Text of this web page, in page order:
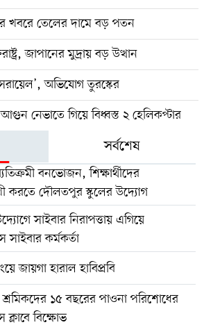
খবরে তেলের দামে বড় পতন
জাপানের মুদ্রায় বড় উত্থান
অভিযোগ তুরস্কের
নেভাতে গিয়ে বিধ্বস্ত ২ হেলিকপ্টার
সর্বশেষ
বনভোজন, শিক্ষার্থীদের
করতে দৌলতপুর স্কুলের উদ্যোগ
সাইবার নিরাপত্তায় এগিয়ে
কর্মকর্তা
জায়গা হারাল হাবিপ্রবি
শ্রমিকদের ১৫ বছরের পাওনা পরিশোধের
ক্লাবে বিক্ষোভ